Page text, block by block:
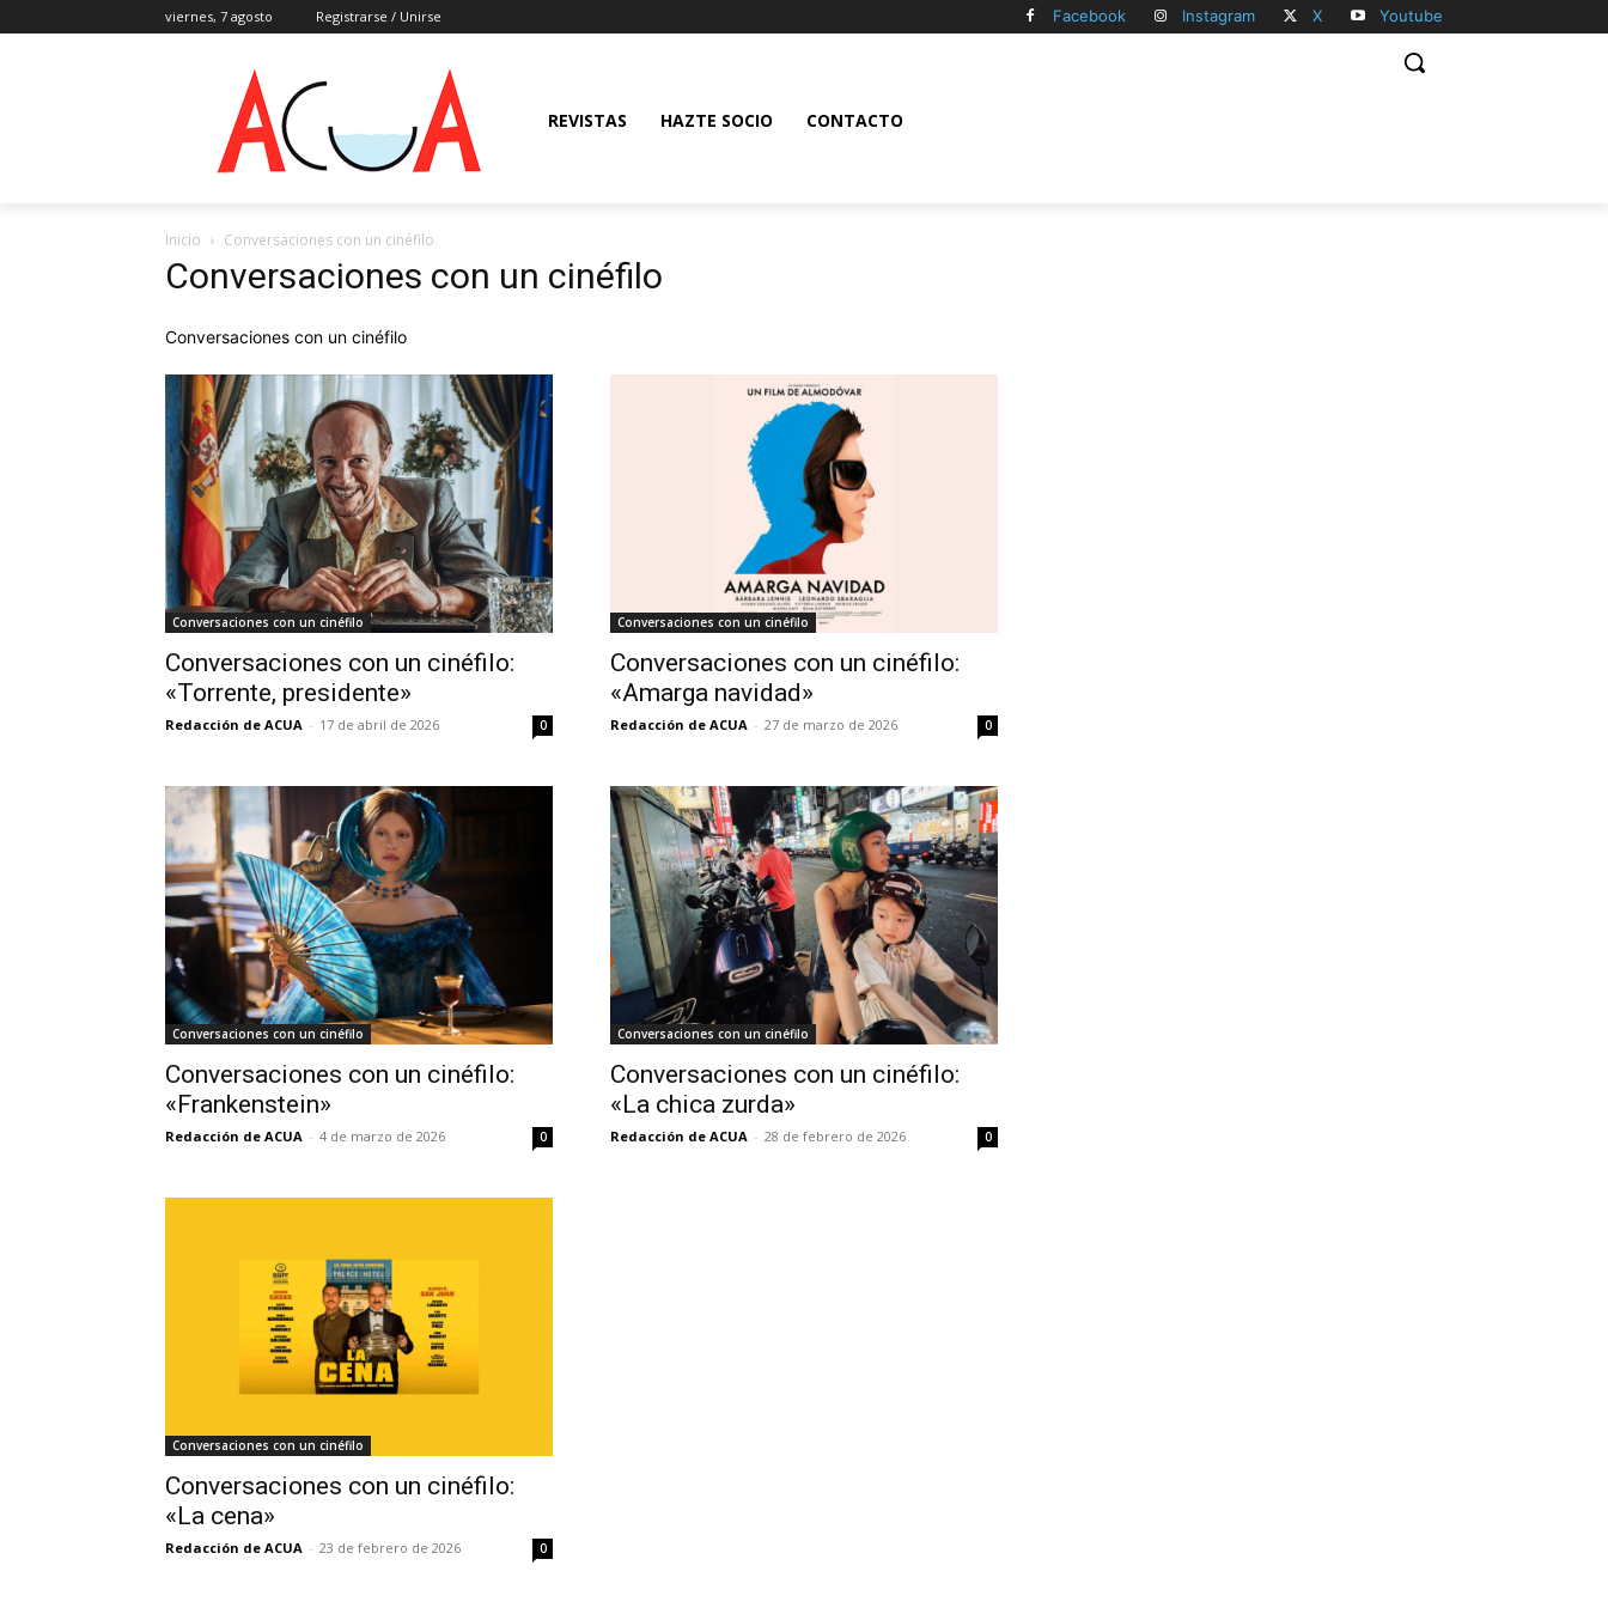
viernes, 7 agosto Registrarse / Unirse Facebook Instagram X Youtube
REVISTAS HAZTE SOCIO CONTACTO
Inicio Conversaciones con un cinéfilo
Conversaciones con un cinéfilo
Conversaciones con un cinéfilo
Conversaciones con un cinéfilo
Conversaciones con un cinéfilo:
«Torrente, presidente»
Redacción de ACUA - 17 de abril de 2026 0
Conversaciones con un cinéfilo
Conversaciones con un cinéfilo:
«Amarga navidad»
Redacción de ACUA - 27 de marzo de 2026 0
Conversaciones con un cinéfilo
Conversaciones con un cinéfilo:
«Frankenstein»
Redacción de ACUA - 4 de marzo de 2026 0
Conversaciones con un cinéfilo
Conversaciones con un cinéfilo:
«La chica zurda»
Redacción de ACUA - 28 de febrero de 2026 0
Conversaciones con un cinéfilo
Conversaciones con un cinéfilo:
«La cena»
Redacción de ACUA - 23 de febrero de 2026 0